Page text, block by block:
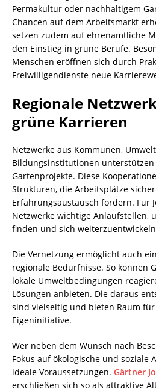
Permakultur oder nachhaltigem
Chancen auf dem Arbeitsmarkt
setzen zudem auf ehrenamtliche
den Einstieg in grüne Berufe.
Menschen eröffnen sich durch
Freiwilligendienste neue
Regionale
grüne Karrieren
Netzwerke aus Kommunen,
Bildungsinstitutionen
Gartenprojekte. Diese
Strukturen, die Arbeitsplätze
Erfahrungsaustausch fördern. Für
Netzwerke wichtige Anlaufstellen,
finden und sich
Die Vernetzung ermöglicht auch
regionale Bedürfnisse. So können
lokale Umweltbedingungen
Lösungen anbieten. Die daraus
sind vielseitig und bieten Raum
Eigeninitiative.
Wer neben dem Wunsch nach
Fokus auf ökologische und soziale
ideale Voraussetzungen. Gärtner
erschließen sich so als attraktive